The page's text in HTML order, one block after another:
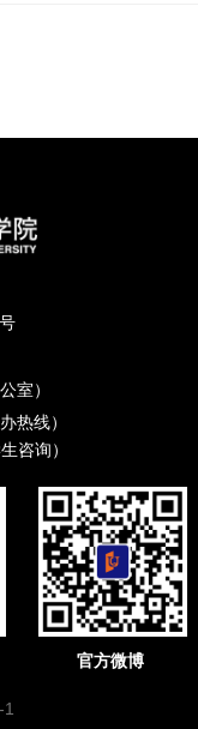
室）
热线）
咨询）
官方微博
1